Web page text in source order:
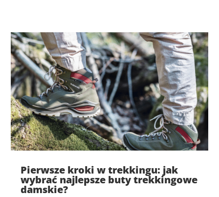
Pierwsze kroki w trekkingu: jak
wybrać najlepsze buty trekkingowe
damskie?